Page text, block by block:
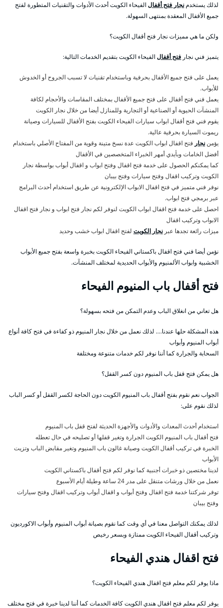
لذلك يستخدم نجار فتح أقفالالفيحاء الكويت أحدث الأدوات والتقنيات المتطورة لفتح
جميع الأقفال المعقدة بمنتهى السهولة.
ولكن ما هي مميزات نجار فتح أقفال الكويت؟
يتميز فني نجار فتح أقفالالفيحاء الكويت بتقديم الخدمات التالية:
يعمل على فتح جميع الأقفال بحرفية وباستخدام تقنيات لا تسبب الجروح أو الخدوش
للأبواب.
يعمل فني فتح أقفال على فتح جميع الأقفال بمختلف المقاسات والأحجام لكافة
المنشآت الحيوية أو الصناعية أو التجارية وللمنازل أيضا من خلال نجار الكويت
يقوم فني فتح أقفال ابواب سيارات الفيحاء الكويت بفتح الأقفال للسيارات وصيانة
ريموت السيارة بحرفية عالية.
يؤمن نجار فتح اقفال ابواب الكويت عدة نسخ متينة وقوية من المفتاح الأصلي باستخدام
أفضل الخامات وبأيدي أمهر الخبراء المتخصصين في الأقفال
كما يمكنكم الحصول على خدمة فتح اقفال وفتح ابواب و اقفال أبواب بواسطة نجار
الكويت وتركيب اقفال وفتح سيارات وفتح بيبان
نوفر فني متميز في فتح اقفال الابواب الإلكترونية عن طريق استخدام أحدث البرامج
عبر برمجي فتح ابواب.
احصل على خدمة فتح اقفال ابواب الكويت لنوفر لكم نجار فتح ابواب و نجار فتح اقفال
الابواب وتركيب اقفال
ميزات رائعة تجدها عبر نجار الكويت لفتح اقفال ابواب خشب وحديد
نؤمن أيضا فني فتح اقفال باكستاني الفيحاء الكويت بخبرة واسعة بفتح جميع الأبواب
الخشبية وابواب الألمنيوم والأبواب الحديدية لمختلف المنشآت.
فتح أقفال باب المنيوم الفيحاء
هل تعاني من انغلاق الباب وعدم التمكن من فتحه بسهولة؟
هذه المشكلة حلها عندنا…. لذلك نعمل من خلال نجار المنيوم ذو كفاءة في فتح كافة أنواع
أبواب المنيوم وأبواب
السحابة والجرارة كما أننا نوفر لكم خدمات متنوعة ومختلفة
هل يمكن فتح قفل باب المنيوم دون كسر القفل؟
الجواب نعم نقوم بفتح أقفال باب المنيوم الكويت دون الحاجة لكسر القفل أو كسر الباب
لذلك نقوم على:
استخدام أحدث المعدات والأدوات والأجهزة الحديثة لفتح قفل باب المنيوم
فتح أقفال باب المنيوم الكويت الجرارة وتغير قفلها أو تصليحه في حال تعطله
الخبرة في تركيب أقفال الكويت وصيانة غالون باب المنيوم وتغير مقابض الباب وتزيت
الأبواب
لدينا مختصين ذو خبرات أجنبية كما نوفر لكم فتح أقفال باكستاني الكويت
نعمل من خلال ورشات متنقل على مدر 24 ساعة وطيلة أيام الأسبوع
توفر شركتنا خدمة فتح اقفال وفتح أبواب و اقفال أبواب وتركيب اقفال وفتح سيارات
وفتح بيبان
لذلك يمكنك التواصل معنا في أي وقت كما نقوم بصيانة أبواب المنيوم وأبواب الاكورديون
وتركيب أقفال الفيحاء الكويت ممتازة وبسعر رخيص
فتح اقفال هندي الفيحاء
ماذا يوفر لكم معلم فتح اقفال هندي الفيحاء الكويت؟
يوفر لكم معلم فتح اقفال هندي الكويت كافة الخدمات كما أننا لدينا خبرة في فتح مختلف